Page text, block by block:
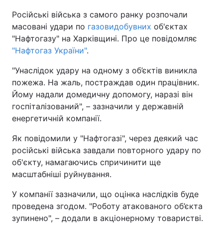
Російські війська з самого ранку розпочали
масовані удари по газовидобувних об'єктах
"Нафтогазу" на Харківщині. Про це повідомляє
"Нафтогаз України".
"Унаслідок удару на одному з об’єктів виникла
пожежа. На жаль, постраждав один працівник.
Йому надали домедичну допомогу, наразі він
госпіталізований", – зазначили у державній
енергетичній компанії.
Як повідомили у "Нафтогазі", через деякий час
російські війська завдали повторного удару по
об'єкту, намагаючись спричинити ще
масштабніші руйнування.
У компанії зазначили, що оцінка наслідків буде
проведена згодом. "Роботу атакованого об’єкта
зупинено", – додали в акціонерному товаристві.